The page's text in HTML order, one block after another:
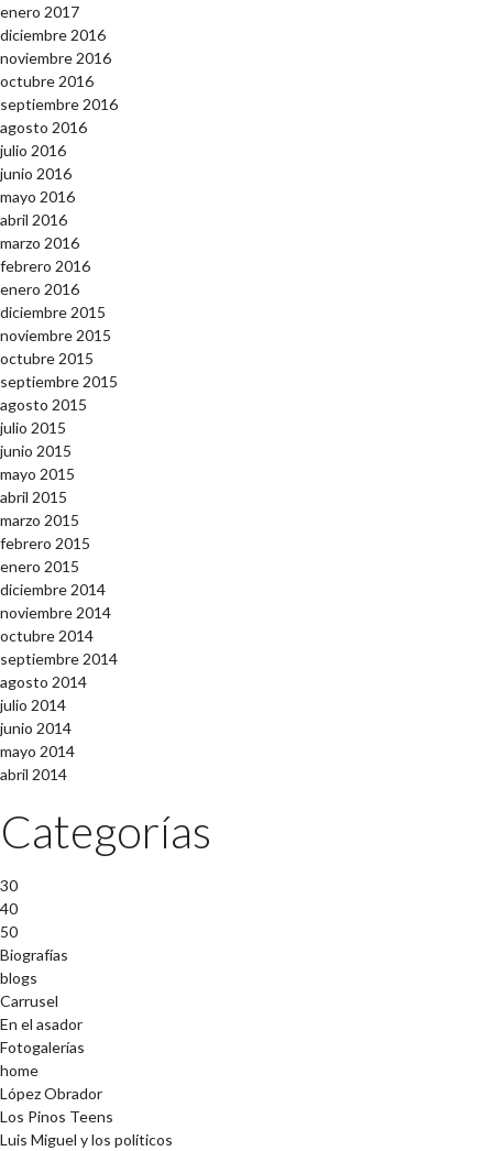
enero 2017
diciembre 2016
noviembre 2016
octubre 2016
septiembre 2016
agosto 2016
julio 2016
junio 2016
mayo 2016
abril 2016
marzo 2016
febrero 2016
enero 2016
diciembre 2015
noviembre 2015
octubre 2015
septiembre 2015
agosto 2015
julio 2015
junio 2015
mayo 2015
abril 2015
marzo 2015
febrero 2015
enero 2015
diciembre 2014
noviembre 2014
octubre 2014
septiembre 2014
agosto 2014
julio 2014
junio 2014
mayo 2014
abril 2014
Categorías
30
40
50
Biografías
blogs
Carrusel
En el asador
Fotogalerías
home
López Obrador
Los Pinos Teens
Luis Miguel y los políticos